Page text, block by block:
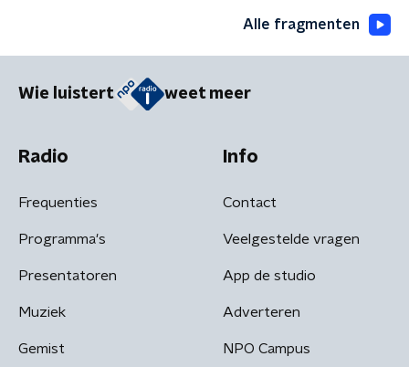
Alle fragmenten
Wie luistert weet meer
Radio
Frequenties
Programma's
Presentatoren
Muziek
Gemist
Info
Contact
Veelgestelde vragen
App de studio
Adverteren
NPO Campus